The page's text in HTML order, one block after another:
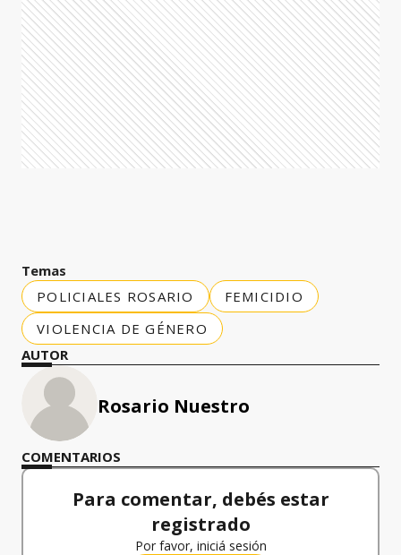
Temas
POLICIALES ROSARIO
FEMICIDIO
VIOLENCIA DE GÉNERO
AUTOR
Rosario Nuestro
COMENTARIOS
Para comentar, debés estar
registrado
Por favor, iniciá sesión